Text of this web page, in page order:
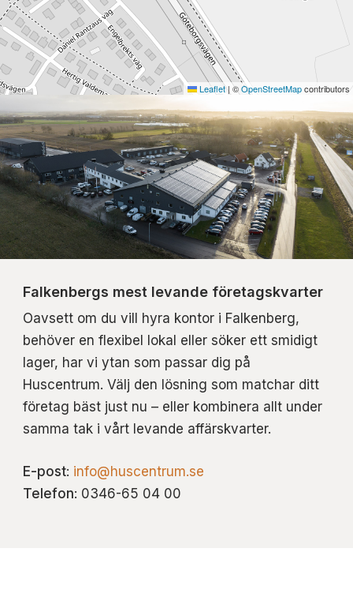
Leaflet| ©OpenStreetMapcontributors
Falkenbergs mest levande företagskvarter
Oavsett om du vill hyra kontor i Falkenberg,
behöver en flexibel lokal eller söker ett smidigt
lager, har vi ytan som passar dig på
Huscentrum. Välj den lösning som matchar ditt
företag bäst just nu – eller kombinera allt under
samma tak i vårt levande affärskvarter.
E-post: info@huscentrum.se
Telefon: 0346-65 04 00